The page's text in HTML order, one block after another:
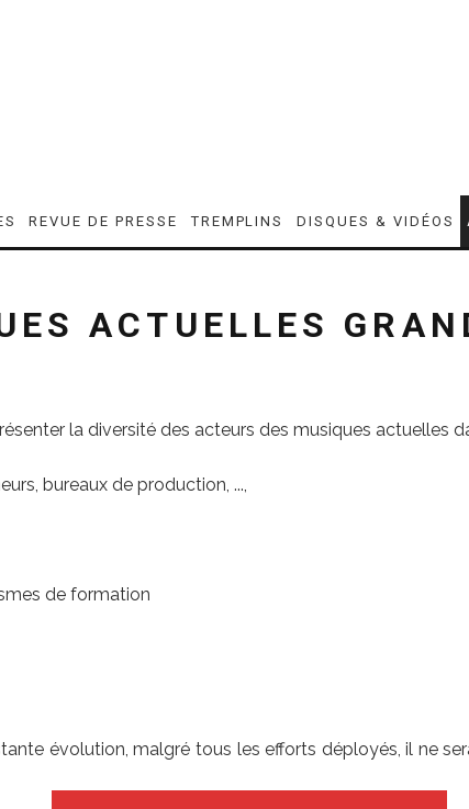
REVUE DE PRESSE TREMPLINS DISQUES & VIDÉOS
ACTUELLES
la diversité des acteurs des musiques actuelles
bureaux de production, ...,
de formation
évolution, malgré tous les efforts déployés, il ne